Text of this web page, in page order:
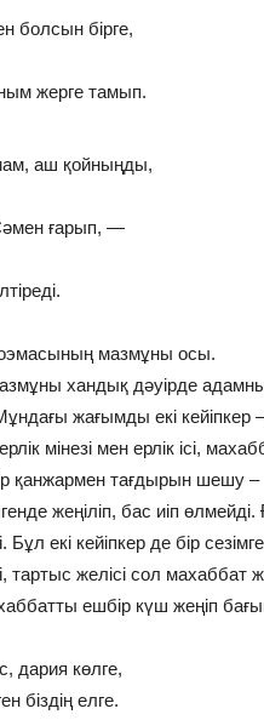
болсын бірге,
жерге тамып.
аш қойныңды,
ғарып, —
мазмұны осы.
хандық дәуірде
жағымды екі
мінезі мен ерлік ісі,
тағдырын шешу –
жеңіліп, бас иіп
екі кейіпкер де бір
тартыс желісі сол махаббат
ешбір күш жеңіп
дария көлге,
біздің елге.